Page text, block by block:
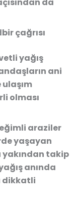
çağrısı
yağış
ani
ulaşım
olması
araziler
yaşayan
yakından takip
anında
dikkatli